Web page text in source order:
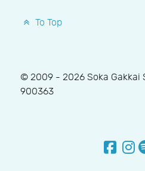
To Top
© 2009 - 2026 Soka Gakkai
900363